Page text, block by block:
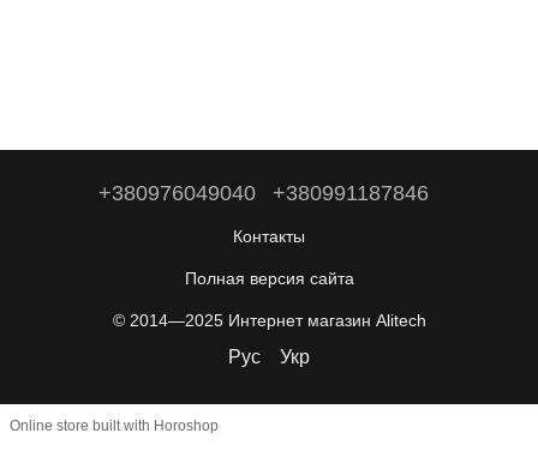
+380976049040 +380991187846
Контакты
Полная версия сайта
© 2014—2025 Интернет магазин Alitech
Рус Укр
Online store built with Horoshop